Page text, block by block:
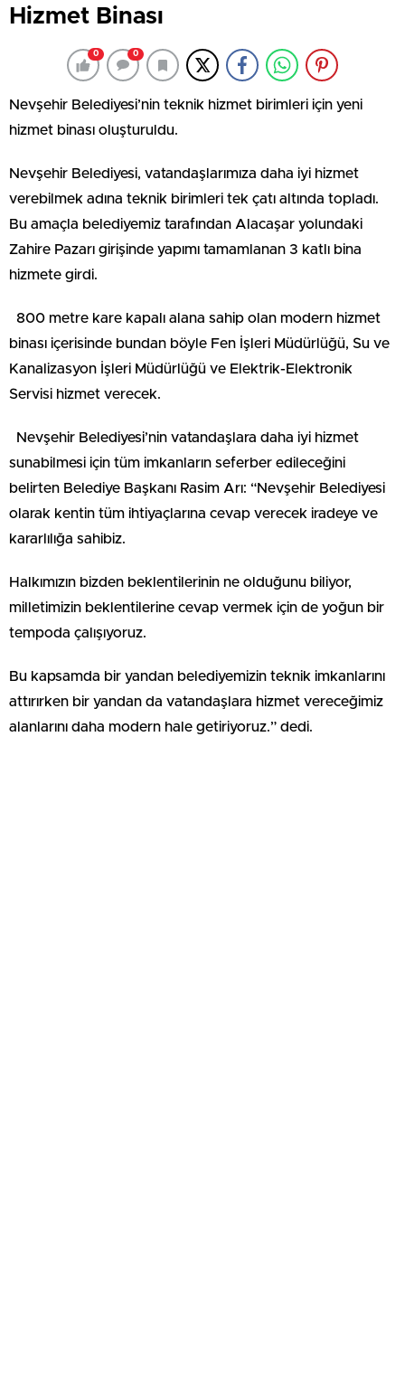
Hizmet Binası
0 0
Nevşehir Belediyesi’nin teknik hizmet birimleri için yeni
hizmet binası oluşturuldu.
Nevşehir Belediyesi, vatandaşlarımıza daha iyi hizmet
verebilmek adına teknik birimleri tek çatı altında topladı.
Bu amaçla belediyemiz tarafından Alacaşar yolundaki
Zahire Pazarı girişinde yapımı tamamlanan 3 katlı bina
hizmete girdi.
800 metre kare kapalı alana sahip olan modern hizmet
binası içerisinde bundan böyle Fen İşleri Müdürlüğü, Su ve
Kanalizasyon İşleri Müdürlüğü ve Elektrik-Elektronik
Servisi hizmet verecek.
Nevşehir Belediyesi’nin vatandaşlara daha iyi hizmet
sunabilmesi için tüm imkanların seferber edileceğini
belirten Belediye Başkanı Rasim Arı: “Nevşehir Belediyesi
olarak kentin tüm ihtiyaçlarına cevap verecek iradeye ve
kararlılığa sahibiz.
Halkımızın bizden beklentilerinin ne olduğunu biliyor,
milletimizin beklentilerine cevap vermek için de yoğun bir
tempoda çalışıyoruz.
Bu kapsamda bir yandan belediyemizin teknik imkanlarını
attırırken bir yandan da vatandaşlara hizmet vereceğimiz
alanlarını daha modern hale getiriyoruz.” dedi.